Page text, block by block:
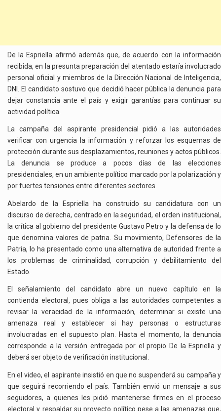
De la Espriella afirmó además que, de acuerdo con la información
recibida, en la presunta preparación del atentado estaría involucrado
personal oficial y miembros de la Dirección Nacional de Inteligencia,
DNI. El candidato sostuvo que decidió hacer pública la denuncia para
dejar constancia ante el país y exigir garantías para continuar su
actividad política.
La campaña del aspirante presidencial pidió a las autoridades
verificar con urgencia la información y reforzar los esquemas de
protección durante sus desplazamientos, reuniones y actos públicos.
La denuncia se produce a pocos días de las elecciones
presidenciales, en un ambiente político marcado por la polarización y
por fuertes tensiones entre diferentes sectores.
Abelardo de la Espriella ha construido su candidatura con un
discurso de derecha, centrado en la seguridad, el orden institucional,
la crítica al gobierno del presidente Gustavo Petro y la defensa de lo
que denomina valores de patria. Su movimiento, Defensores de la
Patria, lo ha presentado como una alternativa de autoridad frente a
los problemas de criminalidad, corrupción y debilitamiento del
Estado.
El señalamiento del candidato abre un nuevo capítulo en la
contienda electoral, pues obliga a las autoridades competentes a
revisar la veracidad de la información, determinar si existe una
amenaza real y establecer si hay personas o estructuras
involucradas en el supuesto plan. Hasta el momento, la denuncia
corresponde a la versión entregada por el propio De la Espriella y
deberá ser objeto de verificación institucional.
En el video, el aspirante insistió en que no suspenderá su campaña y
que seguirá recorriendo el país. También envió un mensaje a sus
seguidores, a quienes les pidió mantenerse firmes en el proceso
electoral y respaldar su proyecto político pese a las amenazas que,